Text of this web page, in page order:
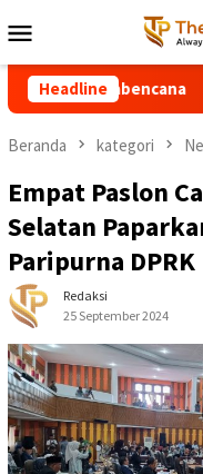
ke
kontenMobile
Headline Hujan
Beranda kategori
Empat Paslon
Selatan
Paripurna DPRK
Redaksi
25 September 2024